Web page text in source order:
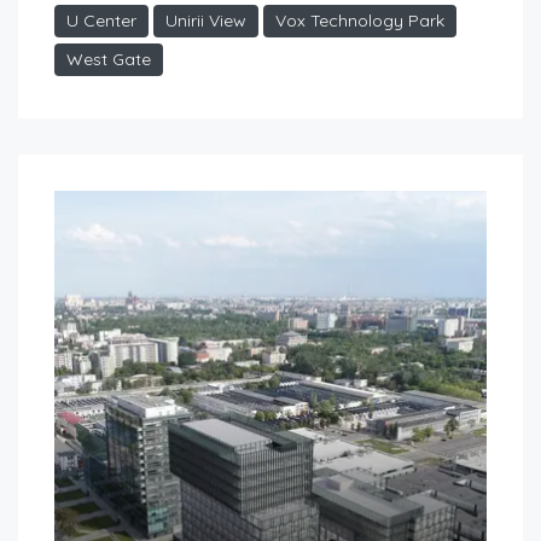
U Center
Unirii View
Vox Technology Park
West Gate